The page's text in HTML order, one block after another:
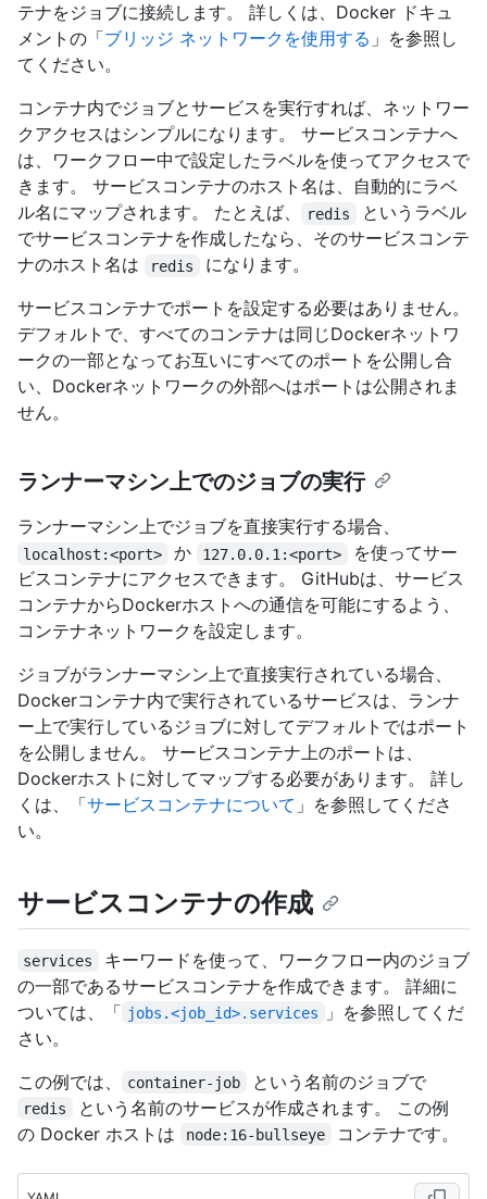
テナをジョブに接続します。 詳しくは、Docker ドキュ
メントの「ブリッジ ネットワークを使用する 」を参照し
てください。
コンテナ内でジョブとサービスを実行すれば、ネットワー
クアクセスはシンプルになります。 サービスコンテナへ
は、ワークフロー中で設定したラベルを使ってアクセスで
きます。 サービスコンテナのホスト名は、自動的にラベ
ル名にマップされます。 たとえば、
redis
というラベル
でサービスコンテナを作成したなら、そのサービスコンテ
ナのホスト名は
redis
になります。
サービスコンテナでポートを設定する必要はありません。
デフォルトで、すべてのコンテナは同じDockerネットワ
ークの一部となってお互いにすべてのポートを公開し合
い、Dockerネットワークの外部へはポートは公開されま
せん。
ランナーマシン上でのジョブの実行
ランナーマシン上でジョブを直接実行する場合、
localhost:<port> か 127.0.0.1:<port>
を使ってサー
ビスコンテナにアクセスできます。 GitHubは、サービス
コンテナからDockerホストへの通信を可能にするよう、
コンテナネットワークを設定します。
ジョブがランナーマシン上で直接実行されている場合、
Dockerコンテナ内で実行されているサービスは、ランナ
ー上で実行しているジョブに対してデフォルトではポート
を公開しません。 サービスコンテナ上のポートは、
Dockerホストに対してマップする必要があります。 詳し
くは、「サービスコンテナについて 」を参照してくださ
い。
サービスコンテナの作成
services
キーワードを使って、ワークフロー内のジョブ
の一部であるサービスコンテナを作成できます。 詳細に
ついては、「 jobs.<job_id>.services
」を参照してくだ
さい。
この例では、
container-job という名前のジョブで
redis
という名前のサービスが作成されます。 この例
の Docker ホストは
node:16-bullseye コンテナです。